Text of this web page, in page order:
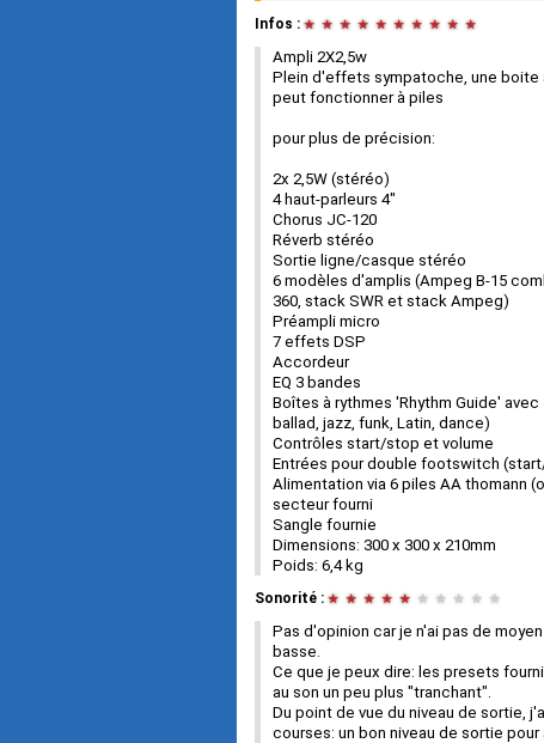
Infos : ★ ★ ★ ★ ★ ★ ★ ★ ★ ★
Ampli 2X2,5w
Plein d'effets sympatoche, une boite
peut fonctionner à piles
pour plus de précision:
2x 2,5W (stéréo)
4 haut-parleurs 4"
Chorus JC-120
Réverb stéréo
Sortie ligne/casque stéréo
6 modèles d'amplis (Ampeg B-15
360, stack SWR et stack Ampeg)
Préampli micro
7 effets DSP
Accordeur
EQ 3 bandes
Boîtes à rythmes 'Rhythm Guide'
ballad, jazz, funk, Latin, dance)
Contrôles start/stop et volume
Entrées pour double footswitch
Alimentation via 6 piles AA thomann
secteur fourni
Sangle fournie
Dimensions: 300 x 300 x 210mm
Poids: 6,4 kg
Sonorité : ★ ★ ★ ★ ★ ★ ★ ★ ★ ★
Pas d'opinion car je n'ai pas de
basse.
Ce que je peux dire: les presets
au son un peu plus "tranchant".
Du point de vue du niveau de sortie,
courses: un bon niveau de sortie